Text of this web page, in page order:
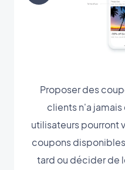
Proposer des
clients n'a
utilisateurs pourront
coupons
tard ou décider de